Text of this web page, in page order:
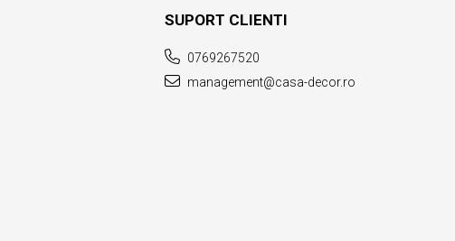
SUPORT CLIENTI
0769267520
management@casa-decor.ro